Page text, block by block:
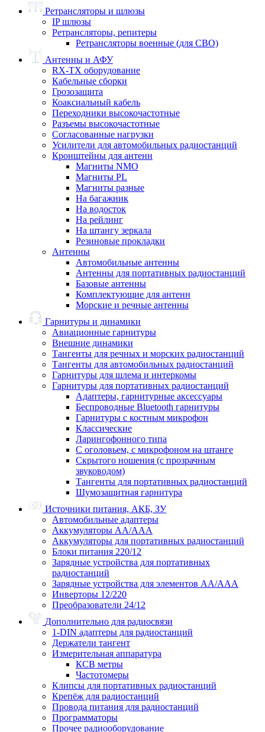
Ретрансляторы и шлюзы
IP шлюзы
Ретрансляторы, репитеры
Ретрансляторы военные (для СВО)
Антенны и АФУ
RX-TX оборудование
Кабельные сборки
Грозозащита
Коаксиальный кабель
Переходники высокочастотные
Разъемы высокочастотные
Согласованные нагрузки
Усилители для автомобильных радиостанций
Кронштейны для антенн
Магниты NMO
Магниты PL
Магниты разные
На багажник
На водосток
На рейлинг
На штангу зеркала
Резиновые прокладки
Антенны
Автомобильные антенны
Антенны для портативных радиостанций
Базовые антенны
Комплектующие для антенн
Морские и речные антенны
Гарнитуры и динамики
Авиационные гарнитуры
Внешние динамики
Тангенты для речных и морских радиостанций
Тангенты для автомобильных радиостанций
Гарнитуры для шлема и интеркомы
Гарнитуры для портативных радиостанций
Адаптеры, гарнитурные аксессуары
Беспроводные Bluetooth гарнитуры
Гарнитуры с костным микрофон
Классические
Ларингофонного типа
С оголовьем, с микрофоном на штанге
Скрытого ношения (с прозрачным
звуководом)
Тангенты для портативных радиостанций
Шумозащитная гарнитура
Источники питания, АКБ, ЗУ
Автомобильные адаптеры
Аккумуляторы АА/ААА
Аккумуляторы для портативных радиостанций
Блоки питания 220/12
Зарядные устройства для портативных
радиостанций
Зарядные устройства для элементов АА/ААА
Инверторы 12/220
Преобразователи 24/12
Дополнительно для радиосвязи
1-DIN адаптеры для радиостанций
Держатели тангент
Измерительная аппаратура
КСВ метры
Частотомеры
Клипсы для портативных радиостанций
Крепёж для радиостанций
Провода питания для радиостанций
Программаторы
Прочее радиооборудование